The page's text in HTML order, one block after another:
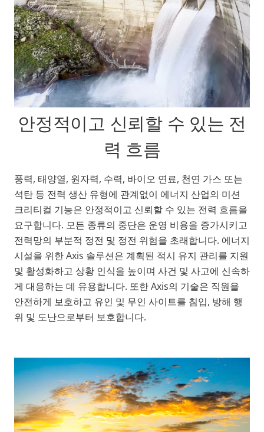
안정적이고 신뢰할 수 있는 전
력 흐름
풍력, 태양열, 원자력, 수력, 바이오 연료, 천연 가스 또는
석탄 등 전력 생산 유형에 관계없이 에너지 산업의 미션
크리티컬 기능은 안정적이고 신뢰할 수 있는 전력 흐름을
요구합니다. 모든 종류의 중단은 운영 비용을 증가시키고
전력망의 부분적 정전 및 정전 위험을 초래합니다. 에너지
시설을 위한 Axis 솔루션은 계획된 적시 유지 관리를 지원
및 활성화하고 상황 인식을 높이며 사건 및 사고에 신속하
게 대응하는 데 유용합니다. 또한 Axis의 기술은 직원을
안전하게 보호하고 유인 및 무인 사이트를 침입, 방해 행
위 및 도난으로부터 보호합니다.